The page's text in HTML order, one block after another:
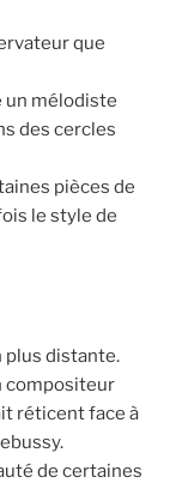
que
un mélodiste
des cercles
pièces de
le style de
plus distante.
compositeur
réticent face à
de certaines